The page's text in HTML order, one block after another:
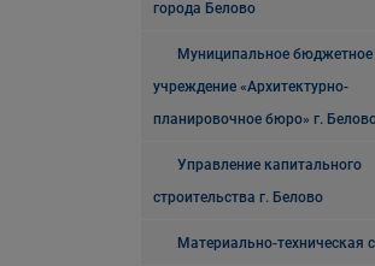
города Белово
Муниципальное бюджетное
учреждение «Архитектурно-
планировочное бюро» г.
Управление капитального
строительства г. Белово
Материально-техническая